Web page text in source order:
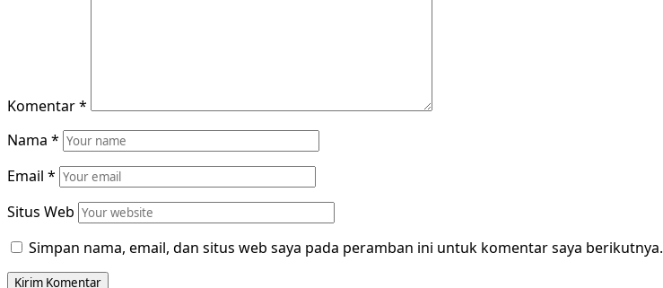
Komentar*
Nama *
Email *
Situs Web
Simpan nama, email, dan situs web saya pada peramban ini untuk komentar saya berikutnya.